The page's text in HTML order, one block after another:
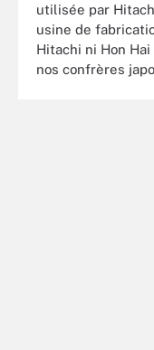
utilisée par
usine de
Hitachi ni Hon
nos confrères